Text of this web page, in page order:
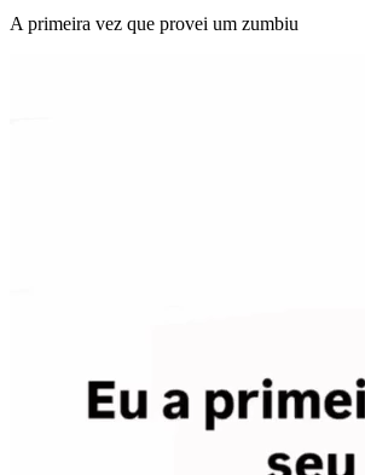
A primeira vez que provei um zumbiu